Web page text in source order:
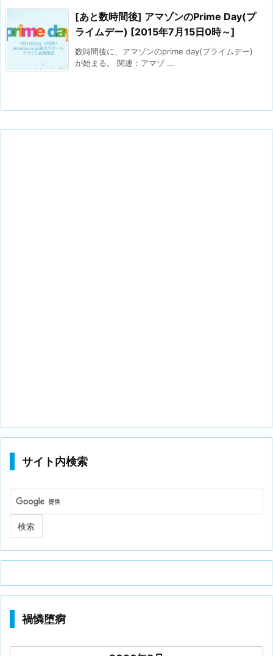
[あと数時間後] アマゾンのPrime Day(プ
ライムデー) [2015年7月15日0時～]
数時間後に、アマゾンのprime day(プライムデー)
が始まる。 関連：アマゾ ...
サイト内検索
禍憐堕痾